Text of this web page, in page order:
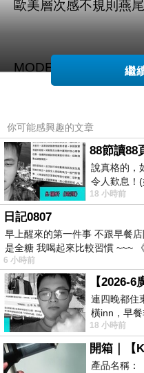
歐美層次感不規則燕尾
MODEL:身高/175cm
商品訊息描述:
交叉垂墜不規則雪紡
繼
你可能感興趣的文章
88節讀88
說真格的，
令人歎息！
復...，每天
18 小時前
日記0807
早上醒來的第一件事 不跟早餐
是全糖 我喝起來比較習慣 ~~~
6 小時前
連四晚都住
橫inn，早
看到工作人
18 小時前
產品名稱：